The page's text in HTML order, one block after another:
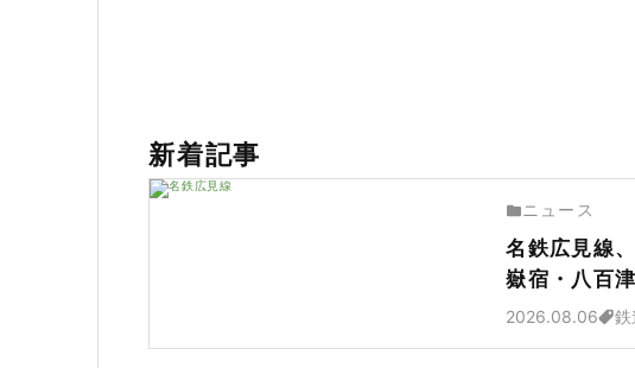
新着記事
ニュース
名鉄広見線
嶽宿・八百
2026.08.06 鉄